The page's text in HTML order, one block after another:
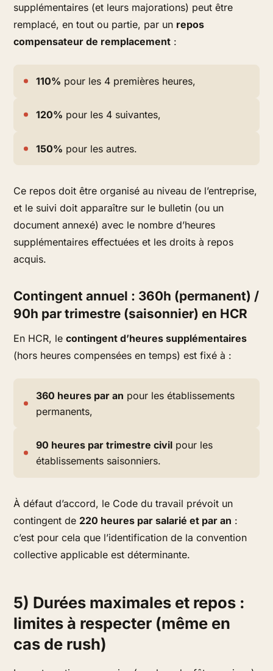
supplémentaires (et leurs majorations) peut être
remplacé, en tout ou partie, par un repos
compensateur de remplacement :
110% pour les 4 premières heures,
120% pour les 4 suivantes,
150% pour les autres.
Ce repos doit être organisé au niveau de l’entreprise,
et le suivi doit apparaître sur le bulletin (ou un
document annexé) avec le nombre d’heures
supplémentaires effectuées et les droits à repos
acquis.
Contingent annuel : 360h (permanent) /
90h par trimestre (saisonnier) en HCR
En HCR, lecontingent d’heures supplémentaires
(hors heures compensées en temps) est fixé à :
360 heures par an pour les établissements
permanents,
90 heures par trimestre civil pour les
établissements saisonniers.
À défaut d’accord, le Code du travail prévoit un
contingent de 220 heures par salarié et par an :
c’est pour cela que l’identification de la convention
collective applicable est déterminante.
5) Durées maximales et repos :
limites à respecter (même en
cas de rush)